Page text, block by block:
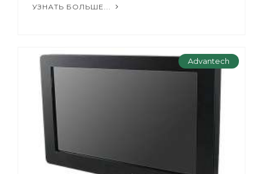
УЗНАТЬ БОЛЬШЕ...
Advantech